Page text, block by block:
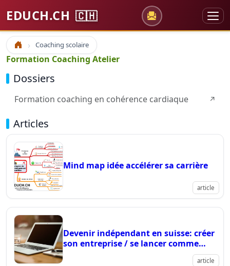
EDUCH.CH 🇨🇭
Accueil Coaching scolaire
Formation Coaching Atelier
Dossiers
Formation coaching en cohérence cardiaque ↗
Articles
Mind map idée accélérer sa carrière
article
Devenir indépendant en suisse: créer
son entreprise / se lancer comme
article